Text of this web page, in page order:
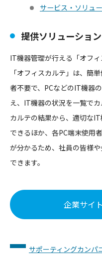
サービス・ソリュ
提供ソリューション
IT機器管理が行える「オフィ
「オフィスカルテ」は、簡
者不要で、PCなどのIT機器
え、IT機器の状況を一覧で
カルテの結果から、適切な
できるほか、各PC端末使用
が分かるため、社員の皆様
できます。
企業サイ
サポーティングカンパ